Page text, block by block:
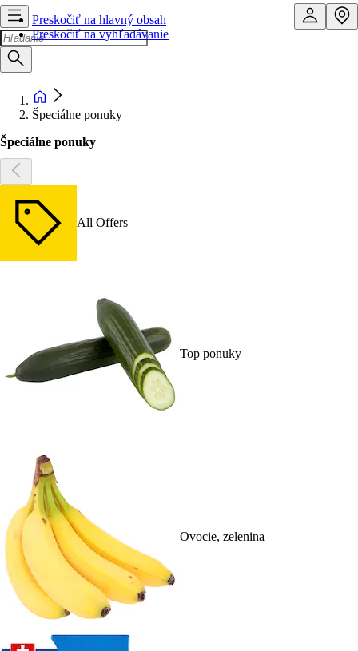
Preskočiť na hlavný obsah
Preskočiť na vyhľadávanie
Špeciálne ponuky
Špeciálne ponuky
All Offers
Top ponuky
Ovocie, zelenina